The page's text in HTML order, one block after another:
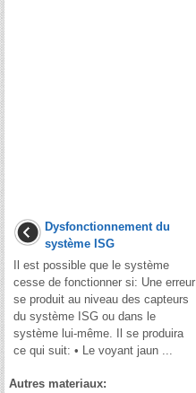
Dysfonctionnement du
système ISG
Il est possible que le système
cesse de fonctionner si: Une erreur
se produit au niveau des capteurs
du système ISG ou dans le
système lui-même. Il se produira
ce qui suit: • Le voyant jaun ...
Autres materiaux: